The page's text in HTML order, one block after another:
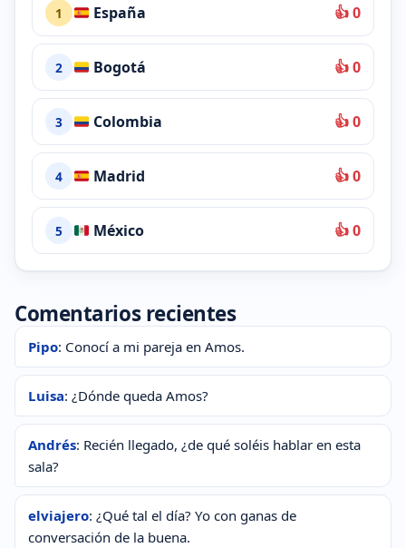
1 España 👍 0
2 Bogotá 👍 0
3 Colombia 👍 0
4 Madrid 👍 0
5 México 👍 0
Comentarios recientes
Pipo: Conocí a mi pareja en Amos.
Luisa: ¿Dónde queda Amos?
Andrés: Recién llegado, ¿de qué soléis hablar en esta
sala?
elviajero: ¿Qué tal el día? Yo con ganas de
conversación de la buena.